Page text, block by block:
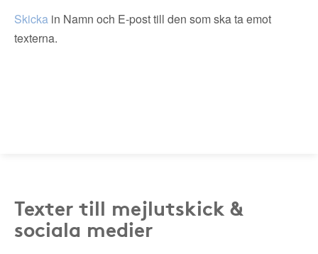
Skicka in Namn och E-post till den som ska ta emot
texterna.
Texter till mejlutskick &
sociala medier